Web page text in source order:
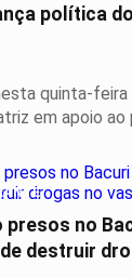
política
quinta-feira
em apoio ao
presos no
destruir